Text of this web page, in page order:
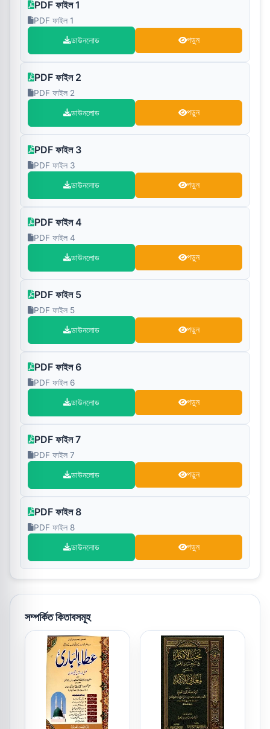
PDF ফাইল 1
PDF ফাইল 1
ডাউনলোড পড়ুন
PDF ফাইল 2
PDF ফাইল 2
ডাউনলোড পড়ুন
PDF ফাইল 3
PDF ফাইল 3
ডাউনলোড পড়ুন
PDF ফাইল 4
PDF ফাইল 4
ডাউনলোড পড়ুন
PDF ফাইল 5
PDF ফাইল 5
ডাউনলোড পড়ুন
PDF ফাইল 6
PDF ফাইল 6
ডাউনলোড পড়ুন
PDF ফাইল 7
PDF ফাইল 7
ডাউনলোড পড়ুন
PDF ফাইল 8
PDF ফাইল 8
ডাউনলোড পড়ুন
সম্পর্কিত কিতাবসমূহ